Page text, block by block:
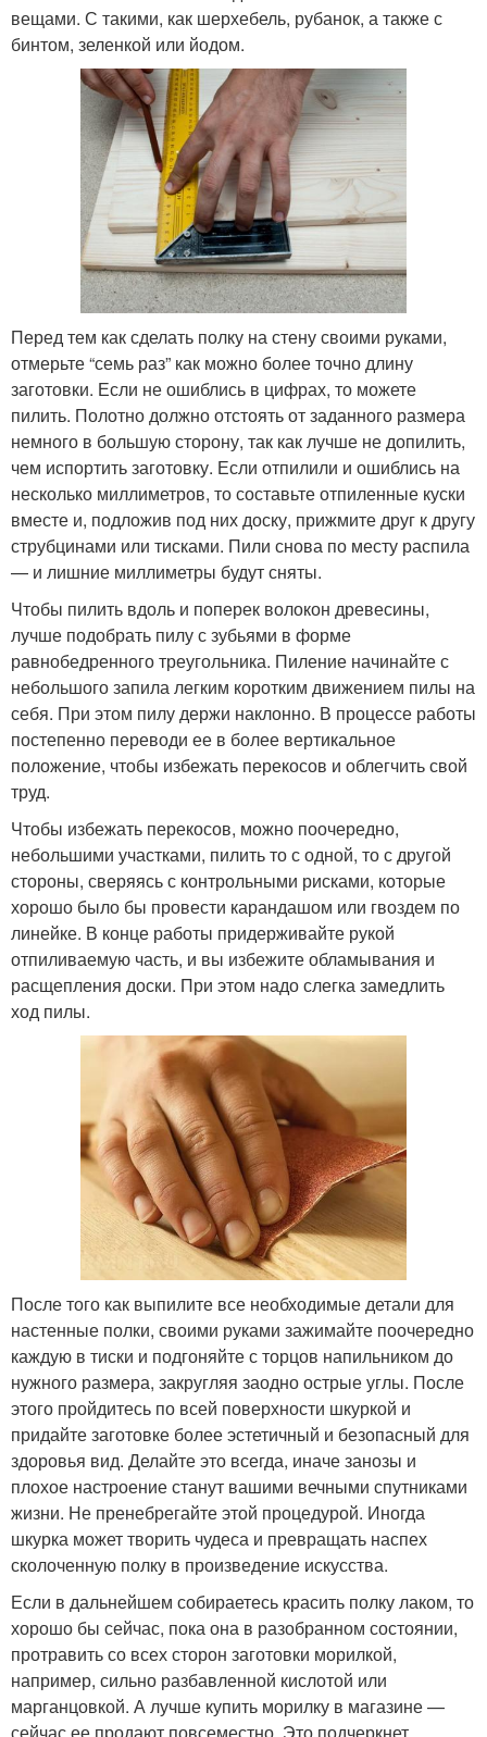
вещами. С такими, как шерхебель, рубанок, а также с
бинтом, зеленкой или йодом.
Перед тем как сделать полку на стену своими руками,
отмерьте “семь раз” как можно более точно длину
заготовки. Если не ошиблись в цифрах, то можете
пилить. Полотно должно отстоять от заданного размера
немного в большую сторону, так как лучше не допилить,
чем испортить заготовку. Если отпилили и ошиблись на
несколько миллиметров, то составьте отпиленные куски
вместе и, подложив под них доску, прижмите друг к другу
струбцинами или тисками. Пили снова по месту распила
— и лишние миллиметры будут сняты.
Чтобы пилить вдоль и поперек волокон древесины,
лучше подобрать пилу с зубьями в форме
равнобедренного треугольника. Пиление начинайте с
небольшого запила легким коротким движением пилы на
себя. При этом пилу держи наклонно. В процессе работы
постепенно переводи ее в более вертикальное
положение, чтобы избежать перекосов и облегчить свой
труд.
Чтобы избежать перекосов, можно поочередно,
небольшими участками, пилить то с одной, то с другой
стороны, сверяясь с контрольными рисками, которые
хорошо было бы провести карандашом или гвоздем по
линейке. В конце работы придерживайте рукой
отпиливаемую часть, и вы избежите обламывания и
расщепления доски. При этом надо слегка замедлить
ход пилы.
После того как выпилите все необходимые детали для
настенные полки, своими руками зажимайте поочередно
каждую в тиски и подгоняйте с торцов напильником до
нужного размера, закругляя заодно острые углы. После
этого пройдитесь по всей поверхности шкуркой и
придайте заготовке более эстетичный и безопасный для
здоровья вид. Делайте это всегда, иначе занозы и
плохое настроение станут вашими вечными спутниками
жизни. Не пренебрегайте этой процедурой. Иногда
шкурка может творить чудеса и превращать наспех
сколоченную полку в произведение искусства.
Если в дальнейшем собираетесь красить полку лаком, то
хорошо бы сейчас, пока она в разобранном состоянии,
протравить со всех сторон заготовки морилкой,
например, сильно разбавленной кислотой или
марганцовкой. А лучше купить морилку в магазине —